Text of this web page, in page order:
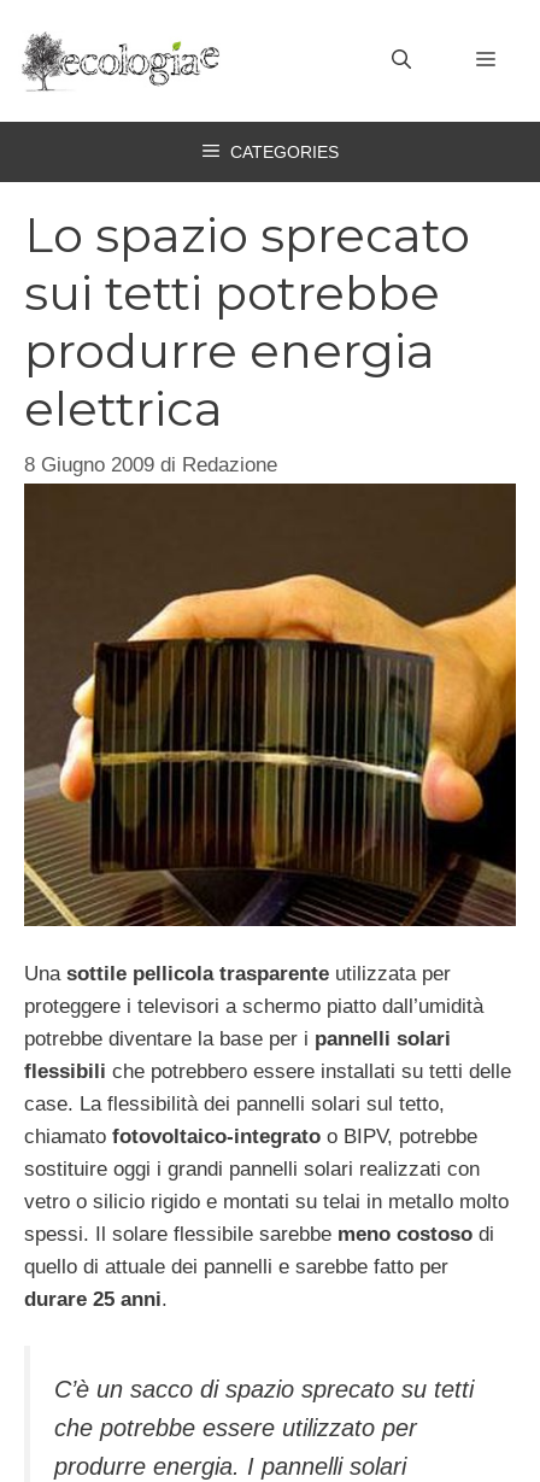
contenuto
CATEGORIES
Lo spazio sprecato
sui tetti potrebbe
produrre energia
elettrica
8 Giugno 2009 di Redazione
Una sottile pellicola trasparente utilizzata per
proteggere i televisori a schermo piatto dall’umidità
potrebbe diventare la base per i pannelli solari
flessibili che potrebbero essere installati su tetti delle
case. La flessibilità dei pannelli solari sul tetto,
chiamato fotovoltaico-integrato o BIPV, potrebbe
sostituire oggi i grandi pannelli solari realizzati con
vetro o silicio rigido e montati su telai in metallo molto
spessi. Il solare flessibile sarebbe meno costoso di
quello di attuale dei pannelli e sarebbe fatto per
durare 25 anni.
C’è un sacco di spazio sprecato su tetti
che potrebbe essere utilizzato per
produrre energia. I pannelli solari